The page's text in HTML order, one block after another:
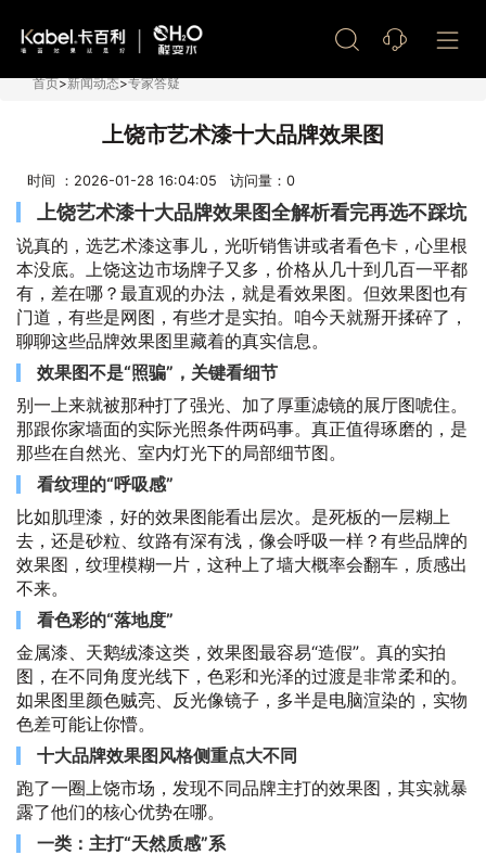
首页>新闻动态>专家答疑
上饶市艺术漆十大品牌效果图
时间 ：2026-01-28 16:04:05 访问量： 0
上饶艺术漆十大品牌效果图全解析看完再选不踩坑
说真的，选艺术漆这事儿，光听销售讲或者看色卡，心里根
本没底。上饶这边市场牌子又多，价格从几十到几百一平都
有，差在哪？最直观的办法，就是看效果图。但效果图也有
门道，有些是网图，有些才是实拍。咱今天就掰开揉碎了，
聊聊这些品牌效果图里藏着的真实信息。
效果图不是“照骗”，关键看细节
别一上来就被那种打了强光、加了厚重滤镜的展厅图唬住。
那跟你家墙面的实际光照条件两码事。真正值得琢磨的，是
那些在自然光、室内灯光下的局部细节图。
看纹理的“呼吸感”
比如肌理漆，好的效果图能看出层次。是死板的一层糊上
去，还是砂粒、纹路有深有浅，像会呼吸一样？有些品牌的
效果图，纹理模糊一片，这种上了墙大概率会翻车，质感出
不来。
看色彩的“落地度”
金属漆、天鹅绒漆这类，效果图最容易“造假”。真的实拍
图，在不同角度光线下，色彩和光泽的过渡是非常柔和的。
如果图里颜色贼亮、反光像镜子，多半是电脑渲染的，实物
色差可能让你懵。
十大品牌效果图风格侧重点大不同
跑了一圈上饶市场，发现不同品牌主打的效果图，其实就暴
露了他们的核心优势在哪。
一类：主打“天然质感”系